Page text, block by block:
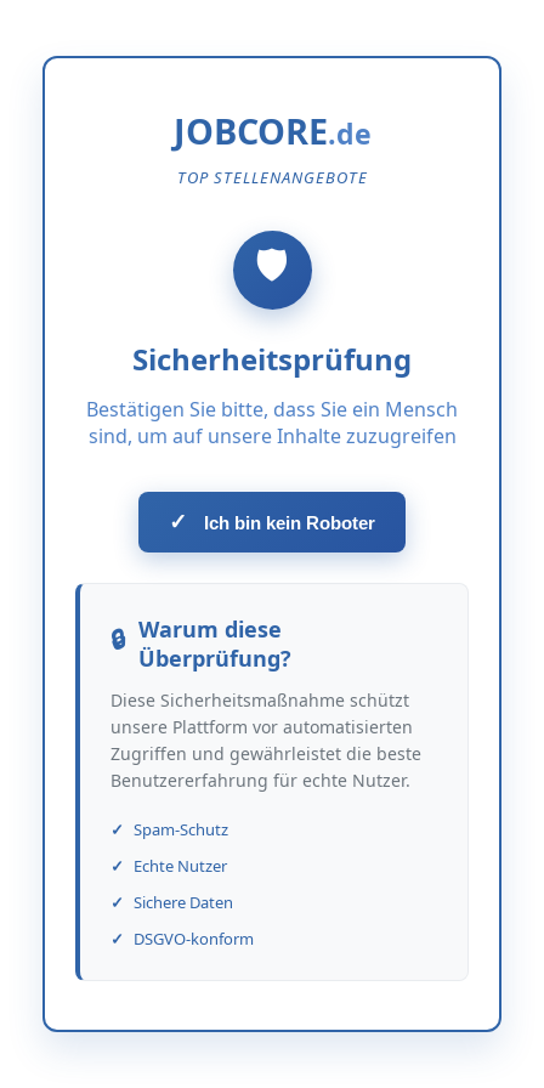
JOBCORE
TOP STELLENANGEBOTE
Sicherheitsprüfung
Bestätigen Sie bitte, dass Sie ein Mensch
sind, um auf unsere Inhalte zuzugreifen
✓ Ich bin kein Roboter
Warum diese
Überprüfung?
Diese Sicherheitsmaßnahme schützt
unsere Plattform vor automatisierten
Zugriffen und gewährleistet die beste
Benutzererfahrung für echte Nutzer.
Spam-Schutz
Echte Nutzer
Sichere Daten
DSGVO-konform